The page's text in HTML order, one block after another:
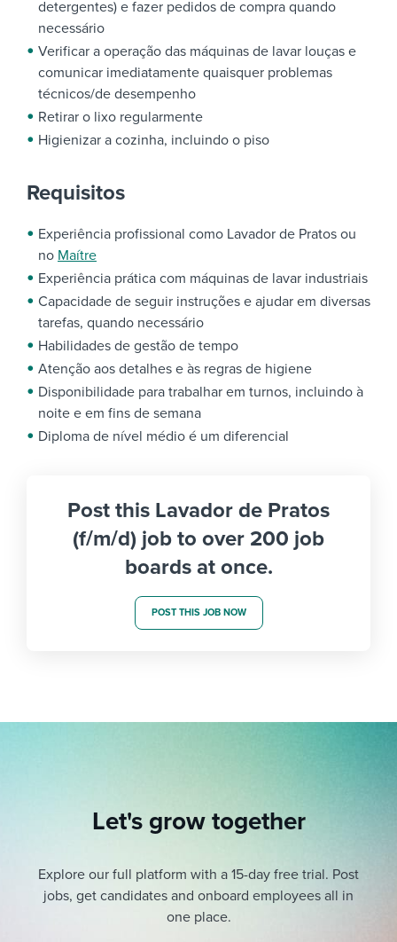
detergentes) e fazer pedidos de compra quando
necessário
Verificar a operação das máquinas de lavar louças e
comunicar imediatamente quaisquer problemas
técnicos/de desempenho
Retirar o lixo regularmente
Higienizar a cozinha, incluindo o piso
Requisitos
Experiência profissional como Lavador de Pratos ou
no Maítre
Experiência prática com máquinas de lavar industriais
Capacidade de seguir instruções e ajudar em diversas
tarefas, quando necessário
Habilidades de gestão de tempo
Atenção aos detalhes e às regras de higiene
Disponibilidade para trabalhar em turnos, incluindo à
noite e em fins de semana
Diploma de nível médio é um diferencial
Post this Lavador de Pratos
(f/m/d) job to over 200 job
boards at once.
POST THIS JOB NOW
Let's grow together
Explore our full platform with a 15-day free trial. Post
jobs, get candidates and onboard employees all in
one place.